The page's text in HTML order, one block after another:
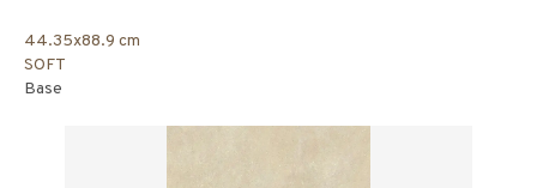
44.35x88.9 cm
SOFT
Base